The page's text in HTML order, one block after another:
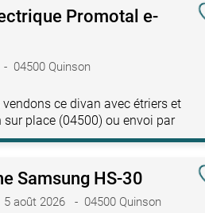
place (04500) ou envoi par
à…
Promotal e-
04500 Quinson
ce divan avec étriers et
place (04500) ou envoi par
frais. N'hésitez pas à me
Samsung HS-30
5 août 2026 - 04500 Quinson